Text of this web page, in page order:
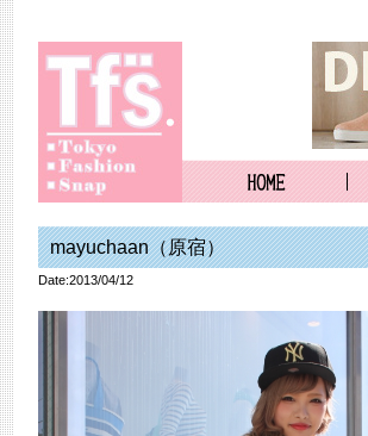
mayuchaan（原宿）
Date:2013/04/12